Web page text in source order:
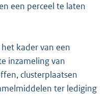
een perceel te laten
kader van een
inzameling van
clusterplaatsen
ter lediging